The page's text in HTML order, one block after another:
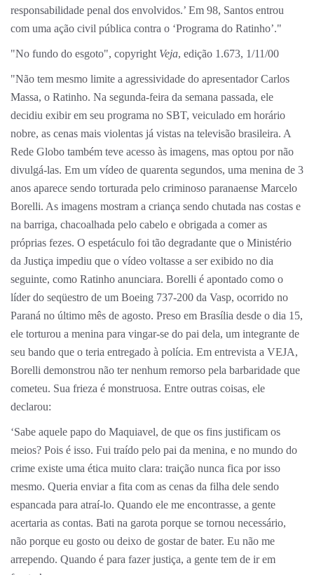
responsabilidade penal dos envolvidos.’ Em 98, Santos entrou
com uma ação civil pública contra o ‘Programa do Ratinho’."
"No fundo do esgoto", copyright Veja, edição 1.673, 1/11/00
"Não tem mesmo limite a agressividade do apresentador Carlos
Massa, o Ratinho. Na segunda-feira da semana passada, ele
decidiu exibir em seu programa no SBT, veiculado em horário
nobre, as cenas mais violentas já vistas na televisão brasileira. A
Rede Globo também teve acesso às imagens, mas optou por não
divulgá-las. Em um vídeo de quarenta segundos, uma menina de 3
anos aparece sendo torturada pelo criminoso paranaense Marcelo
Borelli. As imagens mostram a criança sendo chutada nas costas e
na barriga, chacoalhada pelo cabelo e obrigada a comer as
próprias fezes. O espetáculo foi tão degradante que o Ministério
da Justiça impediu que o vídeo voltasse a ser exibido no dia
seguinte, como Ratinho anunciara. Borelli é apontado como o
líder do seqüestro de um Boeing 737-200 da Vasp, ocorrido no
Paraná no último mês de agosto. Preso em Brasília desde o dia 15,
ele torturou a menina para vingar-se do pai dela, um integrante de
seu bando que o teria entregado à polícia. Em entrevista a VEJA,
Borelli demonstrou não ter nenhum remorso pela barbaridade que
cometeu. Sua frieza é monstruosa. Entre outras coisas, ele
declarou:
‘Sabe aquele papo do Maquiavel, de que os fins justificam os
meios? Pois é isso. Fui traído pelo pai da menina, e no mundo do
crime existe uma ética muito clara: traição nunca fica por isso
mesmo. Queria enviar a fita com as cenas da filha dele sendo
espancada para atraí-lo. Quando ele me encontrasse, a gente
acertaria as contas. Bati na garota porque se tornou necessário,
não porque eu gosto ou deixo de gostar de bater. Eu não me
arrependo. Quando é para fazer justiça, a gente tem de ir em